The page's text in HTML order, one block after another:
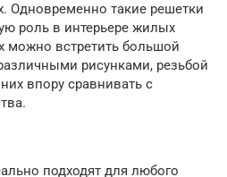
Одновременно такие решетки
роль в интерьере жилых
можно встретить большой
рисунками, резьбой
впору сравнивать с
подходят для любого